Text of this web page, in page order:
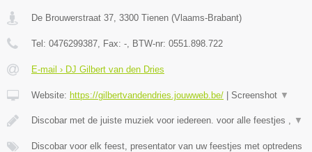
De Brouwerstraat 37 3300 Tienen (Vlaams-Brabant)
Tel: 0476299387 , Fax: - , BTW-nr: 0551.898.722
E-mail › DJ Gilbert van den Dries
Website: https://gilbertvandendries.jouwweb.be/ | Screenshot ▼
Discobar met de juiste muziek voor iedereen. voor alle feestjes , ▼
Discobar voor elk feest, presentator van uw feestjes met optredens